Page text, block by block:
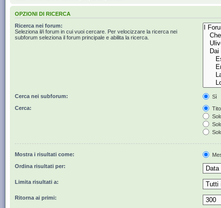
OPZIONI DI RICERCA
Ricerca nei forum:
Seleziona il/i forum in cui vuoi cercare. Per velocizzare la ricerca nei
subforum seleziona il forum principale e abilita la ricerca.
Cerca nei subforum:
Sì
Cerca:
Mostra i risultati come:
Ordina risultati per:
Limita risultati a:
Ritorna ai primi: